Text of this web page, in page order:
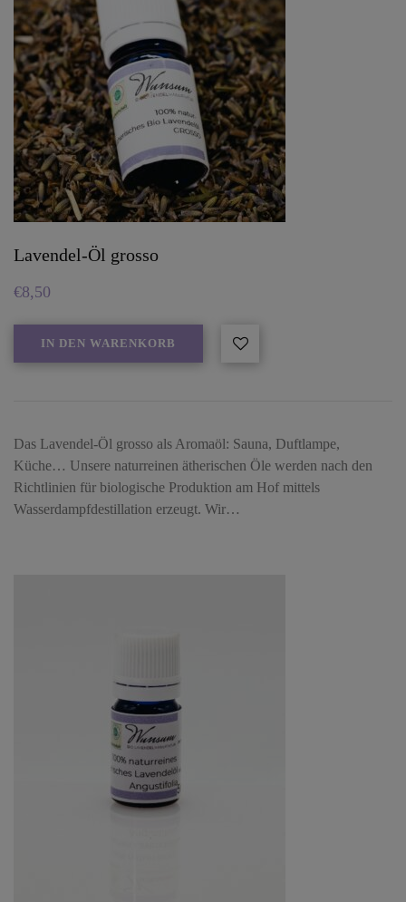
Lavendel-Öl grosso
€8,50
IN DEN WARENKORB
Das Lavendel-Öl grosso als Aromaöl: Sauna, Duftlampe,
Küche… Unsere naturreinen ätherischen Öle werden nach den
Richtlinien für biologische Produktion am Hof mittels
Wasserdampfdestillation erzeugt. Wir…